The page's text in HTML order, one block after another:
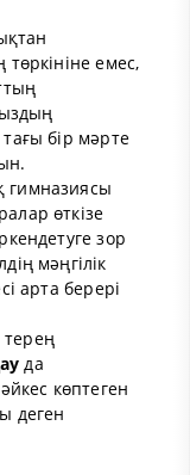
емес,
бір мәрте
гимназиясы
өткізе
зор
мәңгілік
арта берері
да
көптеген
деген